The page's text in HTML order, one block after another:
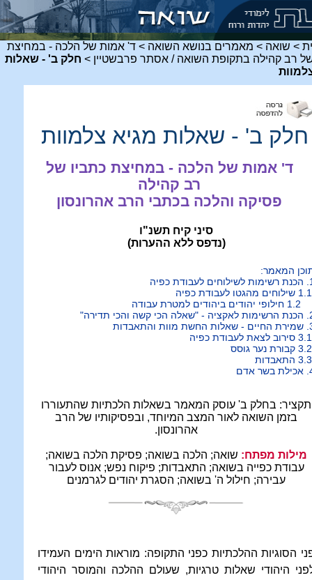
> שואה > מאמרים בנושא השואה > ד' אמות של הלכה - במחיצת
רב קהילה בתקופת השואה / אסתר פרבשטיין > חלק ב' - שאלות
חלק ב' - שאלות מגיא צלמוות
ד' אמות של הלכה - במחיצת כתביו של
רב קהילה
פסיקה והלכה בכתבי הרב אהרונסון
סיני קיח תשנ"ו
(נדפס ללא ההערות)
המאמר:
כפיה
והכי תדירה"
והתאבדות
אדם
תקציר: בחלק ב' עוסק המאמר בשאלות הלכתיות שהתעוררו
בזמן השואה לאור המצב המיוחד, ובפסיקותיו של הרב
אהרונסון.
מילות מפתח: שואה; הלכה בשואה; פסיקת הלכה בשואה;
עבודת כפייה בשואה; התאבדות; פיקוח נפש; אנוס לעבור
עבירה; חילול ה' בשואה; הסגרת יהודים לגרמנים
הסוגיות ההלכתיות כפני התקופה: מוראות הימים העמידו
היהודי שאלות טרגיות, שעולם ההלכה והמוסר היהודי